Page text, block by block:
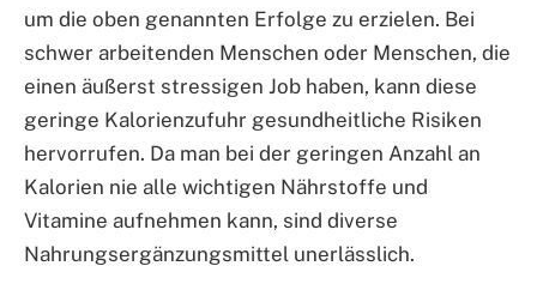
um die oben genannten Erfolge zu erzielen. Bei
schwer arbeitenden Menschen oder Menschen, die
einen äußerst stressigen Job haben, kann diese
geringe Kalorienzufuhr gesundheitliche Risiken
hervorrufen. Da man bei der geringen Anzahl an
Kalorien nie alle wichtigen Nährstoffe und
Vitamine aufnehmen kann, sind diverse
Nahrungsergänzungsmittel unerlässlich.